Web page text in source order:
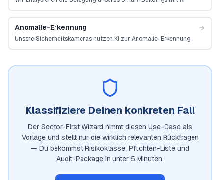
Anomalie-Erkennung
Unsere Sicherheitskameras nutzen KI zur Anomalie-Erkennung
Klassifiziere Deinen konkreten Fall
Der Sector-First Wizard nimmt diesen Use-Case als
Vorlage und stellt nur die wirklich relevanten Rückfragen
— Du bekommst Risikoklasse, Pflichten-Liste und
Audit-Package in unter 5 Minuten.